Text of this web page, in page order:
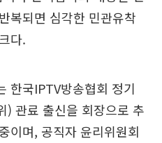
복되면 심각한 민관유착
다.
한국IPTV방송협회 정기
) 관료 출신을 회장으로 추
이며, 공직자 윤리위원회